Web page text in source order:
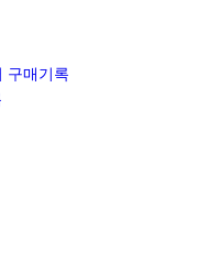
구매기록